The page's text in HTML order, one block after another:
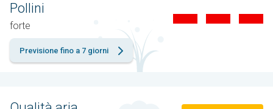
Pollini
forte
Previsione fino a 7 giorni